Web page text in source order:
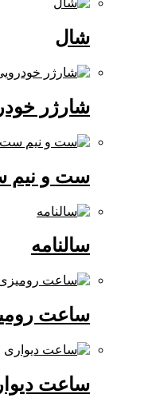
شارژر خودرویی
ست و نیم ست هدیه
ساعت رومیزی
ساعت دیواری